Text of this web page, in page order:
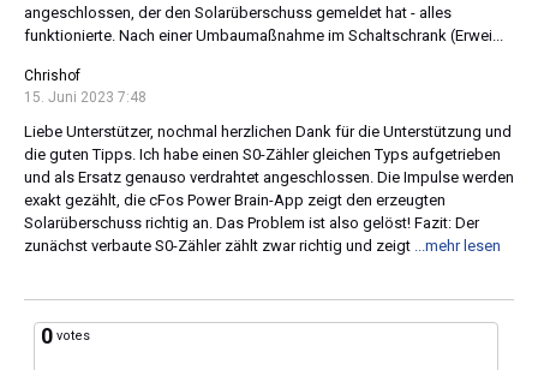
angeschlossen, der den Solarüberschuss gemeldet hat - alles
funktionierte. Nach einer Umbaumaßnahme im Schaltschrank (Erwei...
Chrishof
15. Juni 2023 7:48
Liebe Unterstützer, nochmal herzlichen Dank für die Unterstützung und
die guten Tipps. Ich habe einen S0-Zähler gleichen Typs aufgetrieben
und als Ersatz genauso verdrahtet angeschlossen. Die Impulse werden
exakt gezählt, die cFos Power Brain-App zeigt den erzeugten
Solarüberschuss richtig an. Das Problem ist also gelöst! Fazit: Der
zunächst verbaute S0-Zähler zählt zwar richtig und zeigt
...mehr lesen
0 votes